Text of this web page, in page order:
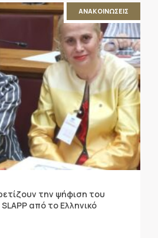
ΑΝΑΚΟΙΝΩΣΕΙΣ
την ψήφιση του
από το Ελληνικό